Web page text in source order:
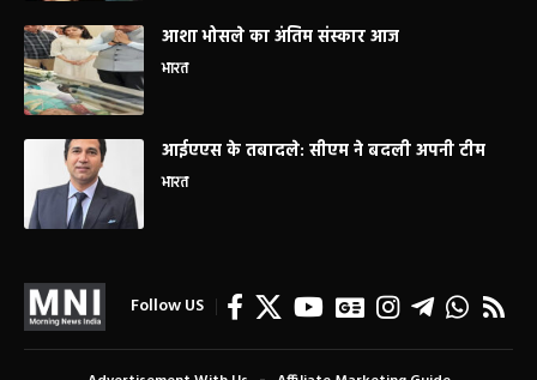
आशा भोसले का अंतिम संस्कार आज
भारत
आईएएस के तबादले: सीएम ने बदली अपनी टीम
भारत
Follow US